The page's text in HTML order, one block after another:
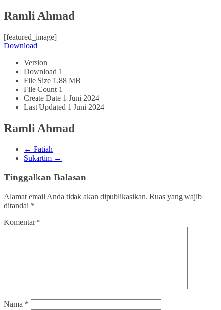
Ramli Ahmad
[featured_image]
Download
Version
Download 1
File Size 1.88 MB
File Count 1
Create Date 1 Juni 2024
Last Updated 1 Juni 2024
Ramli Ahmad
← Patiah
Sukartim →
Tinggalkan Balasan
Alamat email Anda tidak akan dipublikasikan. Ruas yang wajib
ditandai *
Komentar *
Nama *